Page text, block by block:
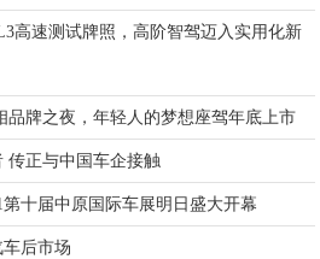
高速测试牌照，高阶智驾迈入实用化新
品牌之夜，年轻人的梦想座驾年底上市
传正与中国车企接触
十届中原国际车展明日盛大开幕
后市场